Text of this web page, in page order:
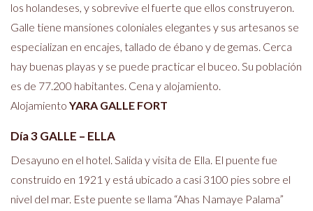
los holandeses, y sobrevive el fuerte que ellos construyeron.
Galle tiene mansiones coloniales elegantes y sus artesanos se
especializan en encajes, tallado de ébano y de gemas. Cerca
hay buenas playas y se puede practicar el buceo. Su población
es de 77.200 habitantes. Cena y alojamiento.
Alojamiento YARA GALLE FORT
Día 3 GALLE – ELLA
Desayuno en el hotel. Salida y visita de Ella. El puente fue
construido en 1921 y está ubicado a casi 3100 pies sobre el
nivel del mar. Este puente se llama “Ahas Namaye Palama”